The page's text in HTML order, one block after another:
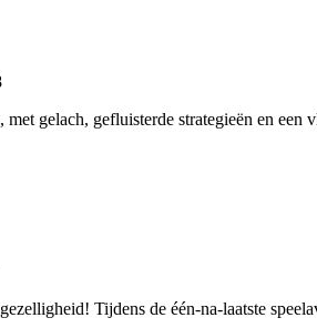
gelach, gefluisterde strategieën en
Tijdens de één-na-laatste